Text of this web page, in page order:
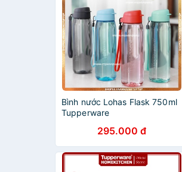
Bình nước Lohas Flask 750ml
Tupperware
295.000 đ